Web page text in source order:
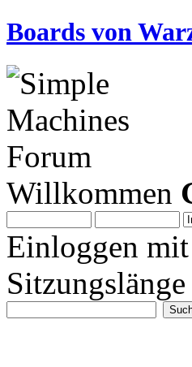
Boards von
Willkommen
Einloggen mit
Sitzungslänge